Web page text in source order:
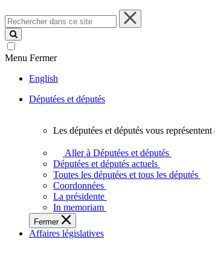
Rechercher
dans
ce
site
Menu Fermer
English
Députées et députés
députées
députés
vous
représentent
sein
de
l'Assemblée
Les députées et députés vous
Aller à Députées et députés
Députées et députés actuels
Toutes les députées et tous les députés
Coordonnées
La présidente
In memoriam
Fermer
Affaires législatives